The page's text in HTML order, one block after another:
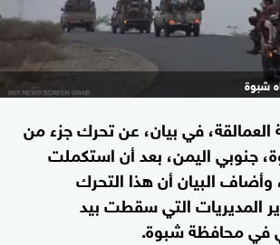
شبوة
العمالقة، في بيان، عن تحرك جزء من
جنوبي اليمن، بعد أن استكملت
وأضاف البيان أن هذا التحرك
المديريات التي سقطت بيد
في محافظة شبوة.